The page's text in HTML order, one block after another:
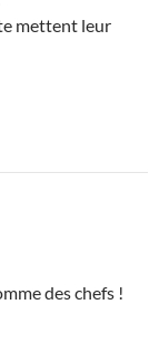
mettent leur
des chefs !